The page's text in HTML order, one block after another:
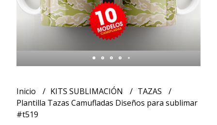
Inicio KITS SUBLIMACIÓN
TAZAS
Plantilla Tazas Camufladas Diseños para sublimar
#t519